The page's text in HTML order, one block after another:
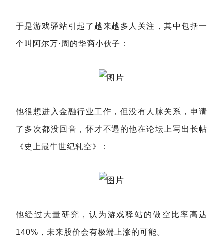
于是游戏驿站引起了越来越多人关注，其中包括一
个叫阿尔万·周的华裔小伙子：
他很想进入金融行业工作，但没有人脉关系，申请
了多次都没回音，怀才不遇的他在论坛上写出长帖
《史上最牛世纪轧空》：
他经过大量研究，认为游戏驿站的做空比率高达
140%，未来股价会有极端上涨的可能。